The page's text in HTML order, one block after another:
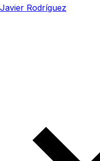
Javier Rodríguez